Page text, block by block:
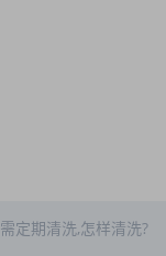
定期清洗,怎样清洗?